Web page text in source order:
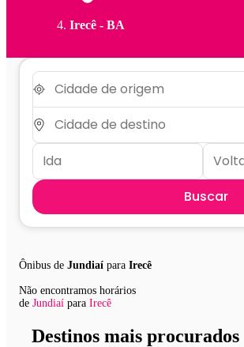
Irecê - BA
Buscar
Ônibus de Jundiaí para Irecê
Não encontramos horários
de Jundiaí para Irecê
Destinos mais procurados